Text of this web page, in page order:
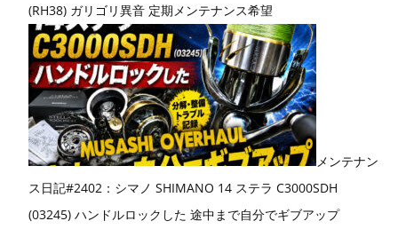
(RH38) ガリゴリ異音 定期メンテナンス希望
メンテナン
ス日記#2402：シマノ SHIMANO 14 ステラ C3000SDH
(03245) ハンドルロックした 途中まで自分でギブアップ